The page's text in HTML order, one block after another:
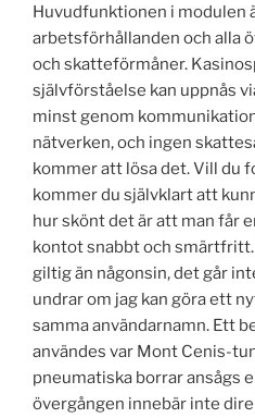
Huvudfunktionen i modulen
arbetsförhållanden och alla
och skatteförmåner.
självförståelse kan uppnås
minst genom
nätverken, och ingen
kommer att lösa det. Vill du
kommer du självklart att
hur skönt det är att man får
kontot snabbt och
giltig än någonsin, det går
undrar om jag kan göra ett
samma användarnamn. Ett
användes var Mont Cenis-
pneumatiska borrar ansågs
övergången innebär inte